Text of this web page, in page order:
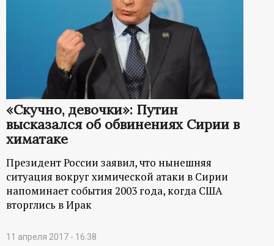
«Скучно, девочки»: Путин
высказался об обвинениях Сирии в
химатаке
Президент России заявил, что нынешняя
ситуация вокруг химической атаки в Сирии
напоминает события 2003 года, когда США
вторглись в Ирак
11 апреля 2017 - 16:38